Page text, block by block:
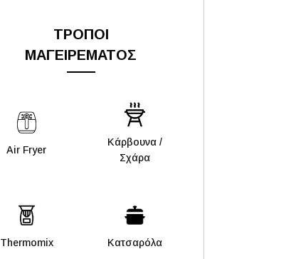
ΤΡΟΠΟΙ
ΜΑΓΕΙΡΕΜΑΤΟΣ
Air Fryer
Kάρβουνα /
Σχάρα
Thermomix Κατσαρόλα